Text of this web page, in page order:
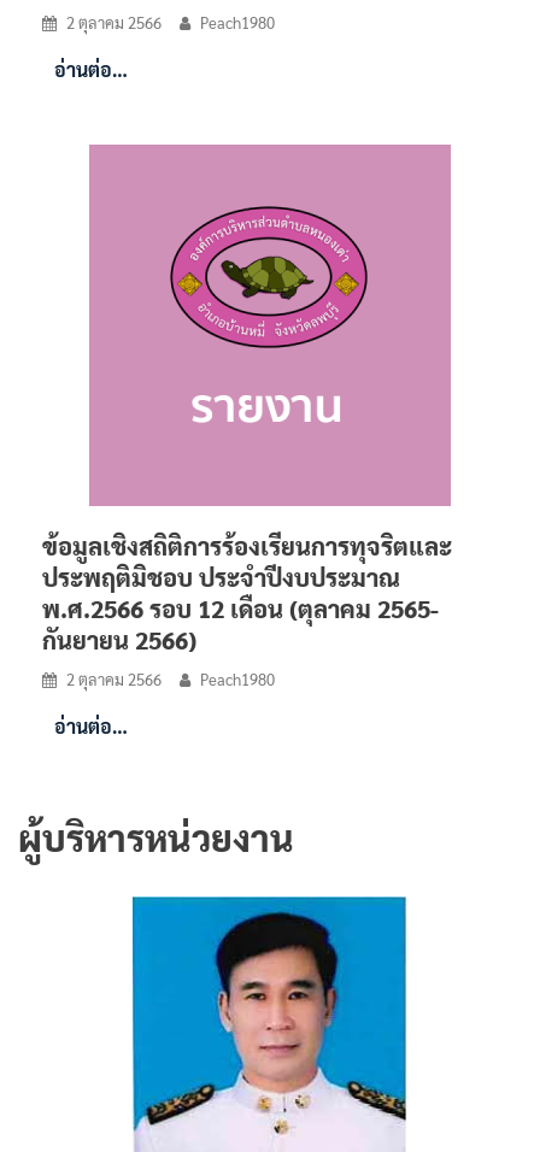
2 ตุลาคม 2566 Peach1980
อ่านต่อ…
ข้อมูลเชิงสถิติการร้องเรียนการทุจริตและ
ประพฤติมิชอบ ประจำปีงบประมาณ
พ.ศ.2566 รอบ 12 เดือน (ตุลาคม 2565-
กันยายน 2566)
2 ตุลาคม 2566 Peach1980
อ่านต่อ…
ผู้บริหารหน่วยงาน